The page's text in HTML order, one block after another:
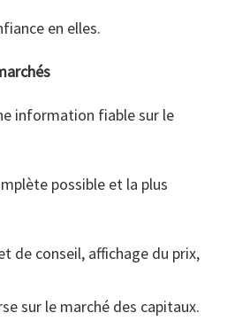
en elles.
information fiable sur le
possible et la plus
de conseil, affichage du prix,
sur le marché des capitaux.